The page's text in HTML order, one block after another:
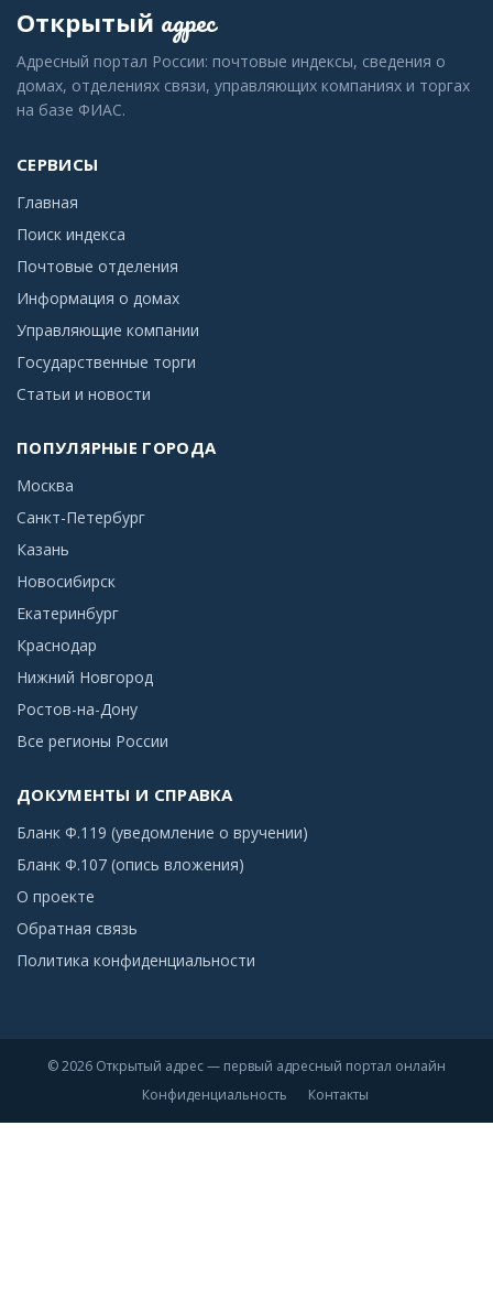
Открытый адрес
Адресный портал России: почтовые индексы, сведения о
домах, отделениях связи, управляющих компаниях и торгах
на базе ФИАС.
СЕРВИСЫ
Главная
Поиск индекса
Почтовые отделения
Информация о домах
Управляющие компании
Государственные торги
Статьи и новости
ПОПУЛЯРНЫЕ ГОРОДА
Москва
Санкт-Петербург
Казань
Новосибирск
Екатеринбург
Краснодар
Нижний Новгород
Ростов-на-Дону
Все регионы России
ДОКУМЕНТЫ И СПРАВКА
Бланк Ф.119 (уведомление о вручении)
Бланк Ф.107 (опись вложения)
О проекте
Обратная связь
Политика конфиденциальности
© 2026 Открытый адрес — первый адресный портал онлайн
Конфиденциальность
Контакты